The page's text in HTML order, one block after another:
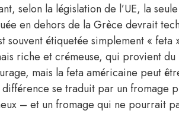
selon la législation de l’UE, la
en dehors de la Grèce devrait
souvent étiquetée simplement «
riche et crémeuse, qui provient
mais la feta américaine peut
se traduit par un fromage
– et un fromage qui ne pourrait